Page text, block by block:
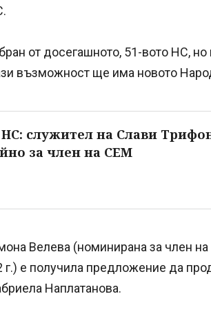
от досегашното, 51-вото НС, но
възможност ще има новото
служител на Слави
за член на СЕМ
Велева (номинирана за член на
е получила предложение да
Наплатанова.